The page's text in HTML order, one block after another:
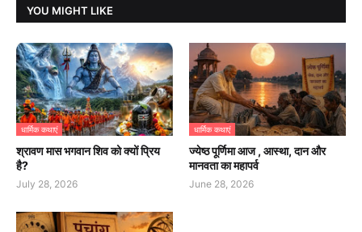
YOU MIGHT LIKE
धार्मिक कथाएं
श्रावण मास भगवान शिव को क्यों प्रिय
है?
July 28, 2026
धार्मिक कथाएं
ज्येष्ठ पूर्णिमा आज , आस्था, दान और
मानवता का महापर्व
June 28, 2026